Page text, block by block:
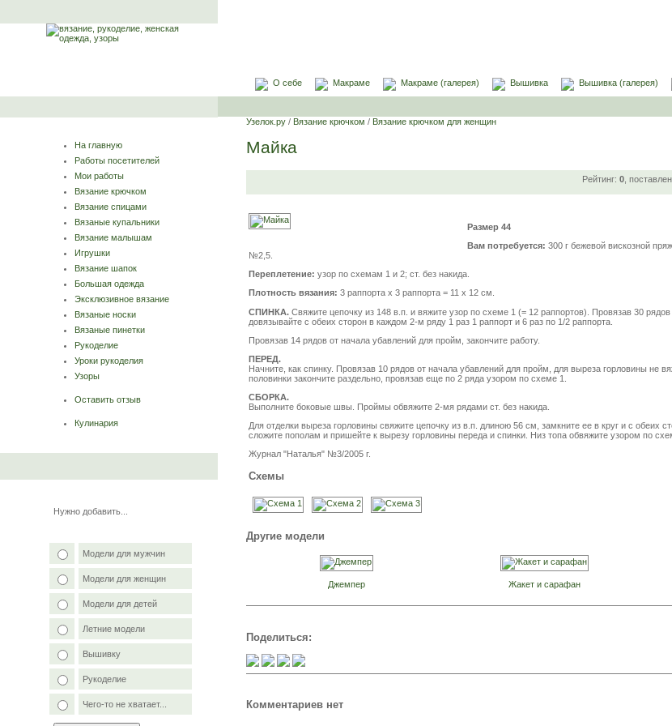
О себе
Макраме Макраме (галерея) Вышивка Вышивка (галерея)
На главную
Работы посетителей
Мои работы
Вязание крючком
Вязание спицами
Вязаные купальники
Вязание малышам
Игрушки
Вязание шапок
Большая одежда
Эксклюзивное вязание
Вязаные носки
Вязаные пинетки
Рукоделие
Уроки рукоделия
Узоры
Оставить отзыв
Кулинария
Нужно добавить...
Модели для мужчин
Модели для женщин
Модели для детей
Летние модели
Вышивку
Рукоделие
Чего-то не хватает...
Узелок.ру / Вязание крючком / Вязание крючком для женщин
Майка
Рейтинг: 0 ,
Размер 44
Вам потребуется: 300 г бежевой вискозной
№2,5.
Переплетение: узор по схемам 1 и 2; ст. без накида.
Плотность вязания: 3 раппорта х 3 раппорта = 11 х 12 см.
СПИНКА. Свяжите цепочку из 148 в.п. и вяжите узор по схеме 1 (= 12 раппортов). Провязав 30
довязывайте с обеих сторон в каждом 2-м ряду 1 раз 1 раппорт и 6 раз по 1/2 раппорта.
Провязав 14 рядов от начала убавлений для пройм, закончите работу.
ПЕРЕД.
Начните, как спинку. Провязав 10 рядов от начала убавлений для пройм, для выреза горловины не
половинки закончите раздельно, провязав еще по 2 ряда узором по схеме 1.
СБОРКА.
Выполните боковые швы. Проймы обвяжите 2-мя рядами ст. без накида.
Для отделки выреза горловины свяжите цепочку из в.п. длиною 56 см, замкните ее в круг и с обеих
сложите пополам и пришейте к вырезу горловины переда и спинки. Низ топа обвяжите узором по
Журнал "Наталья" №3/2005 г.
Схемы
Другие модели
Джемпер Жакет и сарафан
Поделиться:
Комментариев нет